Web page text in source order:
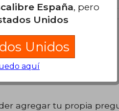
agregar tu propia
España, pero
Unidos
Unidos
aquí